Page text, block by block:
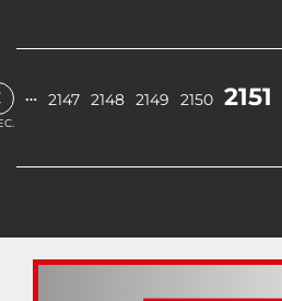
… 2147 2148 2149 2150 2151